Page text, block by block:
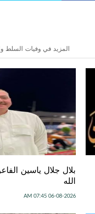
المزيد في وفيات السلط
بلال جلال ياسين
الله
06-08-2026 07:45 AM